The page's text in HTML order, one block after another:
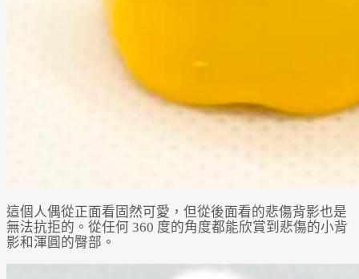
這個人偶從正面看固然可愛，但從後面看的悲傷背影也是
無法抗拒的。從任何 360 度的角度都能欣賞到悲傷的小背
影和渾圓的臀部。